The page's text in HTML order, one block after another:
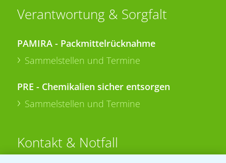
Verantwortung & Sorgfalt
PAMIRA - Packmittelrücknahme
Sammelstellen und Termine
PRE - Chemikalien sicher entsorgen
Sammelstellen und Termine
Kontakt & Notfall